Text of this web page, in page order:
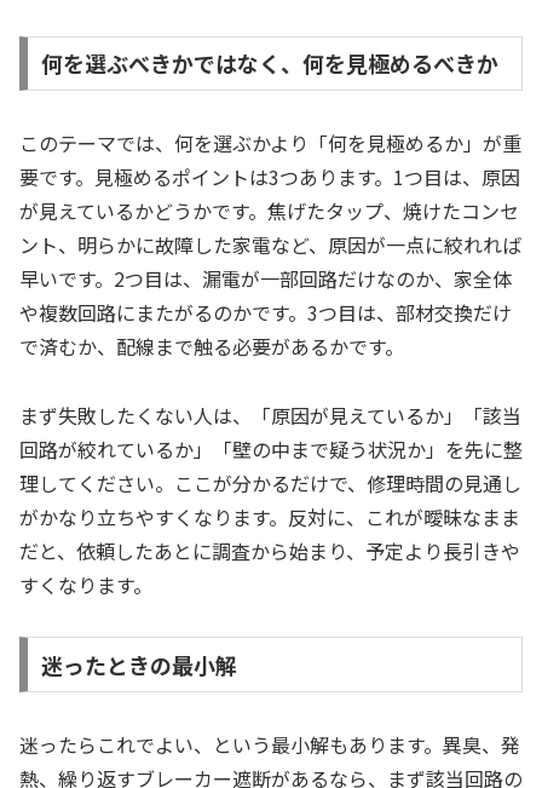
何を選ぶべきかではなく、何を見極めるべきか
このテーマでは、何を選ぶかより「何を見極めるか」が重
要です。見極めるポイントは3つあります。1つ目は、原因
が見えているかどうかです。焦げたタップ、焼けたコンセ
ント、明らかに故障した家電など、原因が一点に絞れれば
早いです。2つ目は、漏電が一部回路だけなのか、家全体
や複数回路にまたがるのかです。3つ目は、部材交換だけ
で済むか、配線まで触る必要があるかです。
まず失敗したくない人は、「原因が見えているか」「該当
回路が絞れているか」「壁の中まで疑う状況か」を先に整
理してください。ここが分かるだけで、修理時間の見通し
がかなり立ちやすくなります。反対に、これが曖昧なまま
だと、依頼したあとに調査から始まり、予定より長引きや
すくなります。
迷ったときの最小解
迷ったらこれでよい、という最小解もあります。異臭、発
熱、繰り返すブレーカー遮断があるなら、まず該当回路の